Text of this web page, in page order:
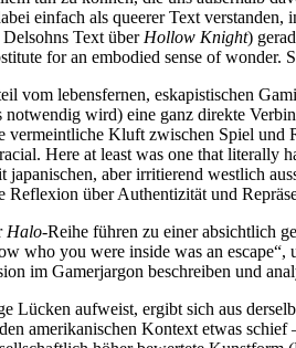
einfach als queerer Text
Text über Hollow Knight)
for an embodied sense of
vom lebensfernen, eskapistischen
wird) eine ganz direkte
Kluft zwischen Spiel und
Here at least was one that
japanischen, aber irritierend westlich
Reflexion über Authentizität und
Halo-Reihe führen zu einer absichtlich
who you were inside was an
im Gamerjargon beschreiben und
Lücken aufweist, ergibt sich aus
amerikanischen Kontext etwas